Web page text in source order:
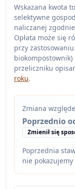
Wskazana kwota
selektywne
naliczanej
Opłata może się
przy
przeliczniku
roku.
Zmiana
Poprzednio
Zmienił się
Poprzednia
nie